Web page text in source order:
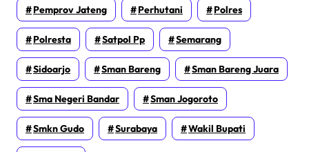
Pemprov Jateng Perhutani Polres
Polresta Satpol Pp Semarang
Sidoarjo Sman Bareng Sman Bareng Juara
Sma Negeri Bandar Sman Jogoroto
Smkn Gudo Surabaya Wakil Bupati